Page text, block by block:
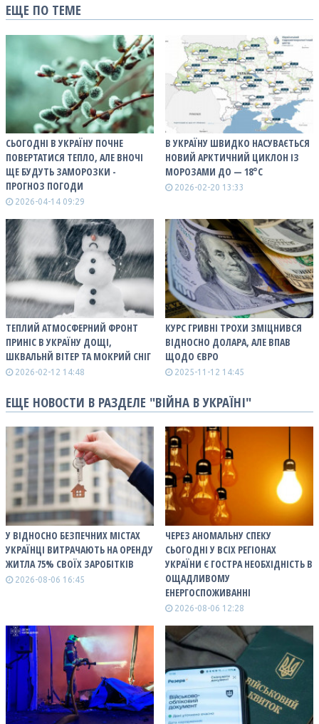
ЕЩЕ ПО ТЕМЕ
СЬОГОДНІ В УКРАЇНУ ПОЧНЕ
ПОВЕРТАТИСЯ ТЕПЛО, АЛЕ ВНОЧІ
ЩЕ БУДУТЬ ЗАМОРОЗКИ -
ПРОГНОЗ ПОГОДИ
2026-04-14 09:29
В УКРАЇНУ ШВИДКО НАСУВАЄТЬСЯ
НОВИЙ АРКТИЧНИЙ ЦИКЛОН ІЗ
МОРОЗАМИ ДО — 18°С
2026-02-20 13:33
ТЕПЛИЙ АТМОСФЕРНИЙ ФРОНТ
ПРИНІС В УКРАЇНУ ДОЩІ,
ШКВАЛЬНЙ ВІТЕР ТА МОКРИЙ СНІГ
2026-02-12 14:48
КУРС ГРИВНІ ТРОХИ ЗМІЦНИВСЯ
ВІДНОСНО ДОЛАРА, АЛЕ ВПАВ
ЩОДО ЄВРО
2025-11-12 14:45
ЕЩЕ НОВОСТИ В РАЗДЕЛЕ "ВІЙНА В УКРАЇНІ"
У ВІДНОСНО БЕЗПЕЧНИХ МІСТАХ
УКРАЇНЦІ ВИТРАЧАЮТЬ НА ОРЕНДУ
ЖИТЛА 75% СВОЇХ ЗАРОБІТКІВ
2026-08-06 16:45
ЧЕРЕЗ АНОМАЛЬНУ СПЕКУ
СЬОГОДНІ У ВСІХ РЕГІОНАХ
УКРАЇНИ Є ГОСТРА НЕОБХІДНІСТЬ В
ОЩАДЛИВОМУ
ЕНЕРГОСПОЖИВАННІ
2026-08-06 12:28